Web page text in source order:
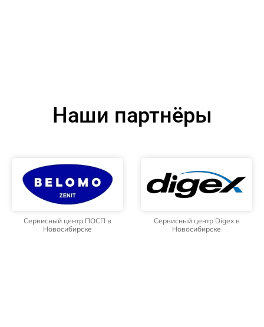
Наши партнёры
Сервисный центр ПОСП в
Новосибирске
Сервисный центр Digex в
Новосибирске